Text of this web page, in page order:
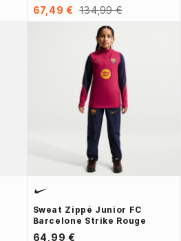
67,49 € 134,99 €
Sweat Zippé Junior FC
Barcelone Strike Rouge
64,99 €